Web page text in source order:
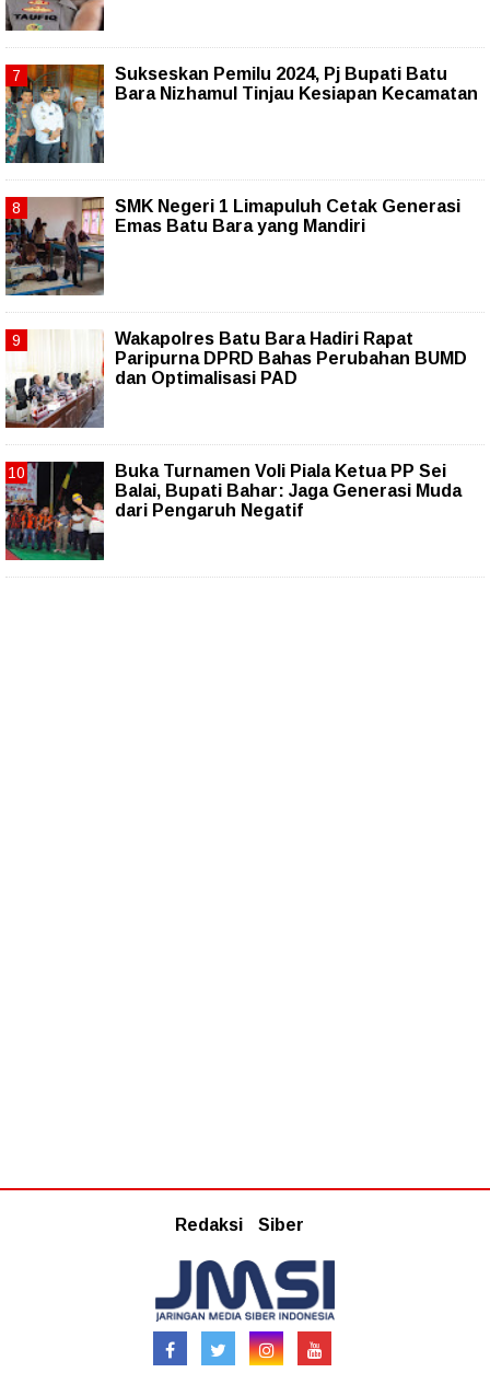
Sukseskan Pemilu 2024, Pj Bupati Batu
Bara Nizhamul Tinjau Kesiapan Kecamatan
SMK Negeri 1 Limapuluh Cetak Generasi
Emas Batu Bara yang Mandiri
Wakapolres Batu Bara Hadiri Rapat
Paripurna DPRD Bahas Perubahan BUMD
dan Optimalisasi PAD
Buka Turnamen Voli Piala Ketua PP Sei
Balai, Bupati Bahar: Jaga Generasi Muda
dari Pengaruh Negatif
Redaksi Siber